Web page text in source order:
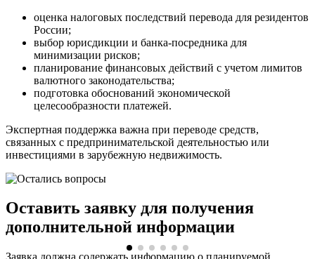
оценка налоговых последствий перевода для резидентов
России;
выбор юрисдикции и банка-посредника для
минимизации рисков;
планирование финансовых действий с учетом лимитов
валютного законодательства;
подготовка обоснований экономической
целесообразности платежей.
Экспертная поддержка важна при переводе средств,
связанных с предпринимательской деятельностью или
инвестициями в зарубежную недвижимость.
Оставить заявку для получения
дополнительной информации